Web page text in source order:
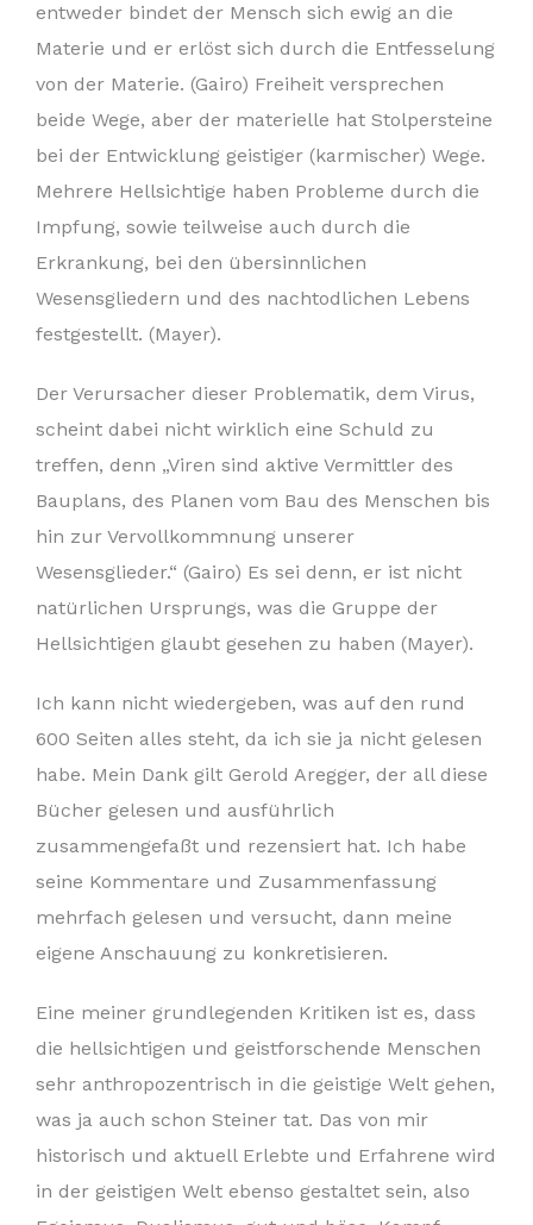
entweder bindet der Mensch sich ewig an die
Materie und er erlöst sich durch die Entfesselung
von der Materie. (Gairo) Freiheit versprechen
beide Wege, aber der materielle hat Stolpersteine
bei der Entwicklung geistiger (karmischer) Wege.
Mehrere Hellsichtige haben Probleme durch die
Impfung, sowie teilweise auch durch die
Erkrankung, bei den übersinnlichen
Wesensgliedern und des nachtodlichen Lebens
festgestellt. (Mayer).
Der Verursacher dieser Problematik, dem Virus,
scheint dabei nicht wirklich eine Schuld zu
treffen, denn „Viren sind aktive Vermittler des
Bauplans, des Planen vom Bau des Menschen bis
hin zur Vervollkommnung unserer
Wesensglieder.“ (Gairo) Es sei denn, er ist nicht
natürlichen Ursprungs, was die Gruppe der
Hellsichtigen glaubt gesehen zu haben (Mayer).
Ich kann nicht wiedergeben, was auf den rund
600 Seiten alles steht, da ich sie ja nicht gelesen
habe. Mein Dank gilt Gerold Aregger, der all diese
Bücher gelesen und ausführlich
zusammengefaßt und rezensiert hat. Ich habe
seine Kommentare und Zusammenfassung
mehrfach gelesen und versucht, dann meine
eigene Anschauung zu konkretisieren.
Eine meiner grundlegenden Kritiken ist es, dass
die hellsichtigen und geistforschende Menschen
sehr anthropozentrisch in die geistige Welt gehen,
was ja auch schon Steiner tat. Das von mir
historisch und aktuell Erlebte und Erfahrene wird
in der geistigen Welt ebenso gestaltet sein, also